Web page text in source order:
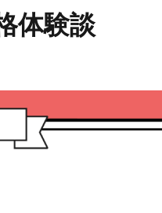
体験談